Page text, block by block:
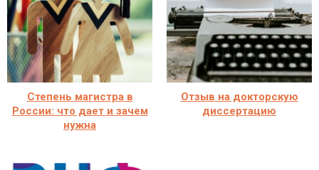
Степень магистра в
России: что дает и зачем
нужна
Отзыв на докторскую
диссертацию